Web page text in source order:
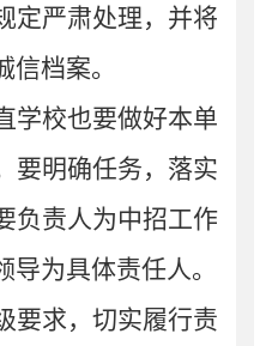
定严肃处理，并将
档案。
学校也要做好本单
要明确任务，落实
负责人为中招工作
为具体责任人。
要求，切实履行责